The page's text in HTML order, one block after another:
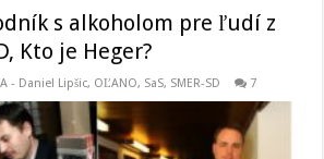
s alkoholom pre ľudí z
Kto je Heger?
- Daniel Lipšic, OĽANO, SaS, SMER-SD 7